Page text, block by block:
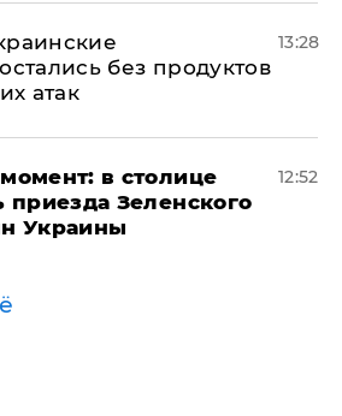
без продуктов
атак
13:28
в столице
приезда Зеленского
Украины
12:52